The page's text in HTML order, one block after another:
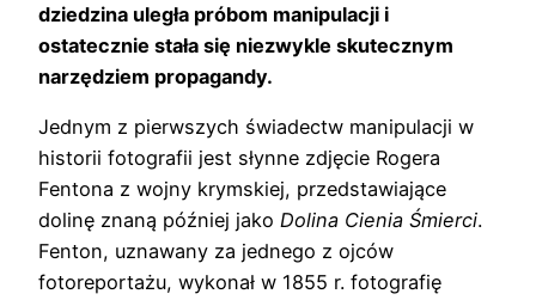
dziedzina uległa próbom manipulacji i
ostatecznie stała się niezwykle skutecznym
narzędziem propagandy.
Jednym z pierwszych świadectw manipulacji w
historii fotografii jest słynne zdjęcie Rogera
Fentona z wojny krymskiej, przedstawiające
dolinę znaną później jako Dolina Cienia Śmierci.
Fenton, uznawany za jednego z ojców
fotoreportażu, wykonał w 1855 r. fotografię